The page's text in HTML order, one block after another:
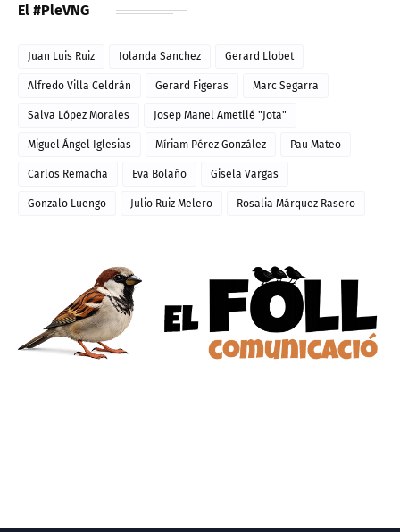
El #PleVNG
Juan Luis Ruiz Iolanda Sanchez Gerard Llobet
Alfredo Villa Celdrán Gerard Figeras Marc Segarra
Salva López Morales Josep Manel Ametllé "Jota"
Miguel Ángel Iglesias Míriam Pérez González Pau Mateo
Carlos Remacha Eva Bolaño Gisela Vargas
Gonzalo Luengo Julio Ruiz Melero Rosalia Márquez Rasero